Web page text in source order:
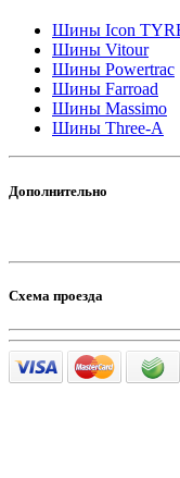
Шины Icon
Шины Vitour
Шины Powertrac
Шины Farroad
Шины Massimo
Шины Three-A
Дополнительно
Схема проезда